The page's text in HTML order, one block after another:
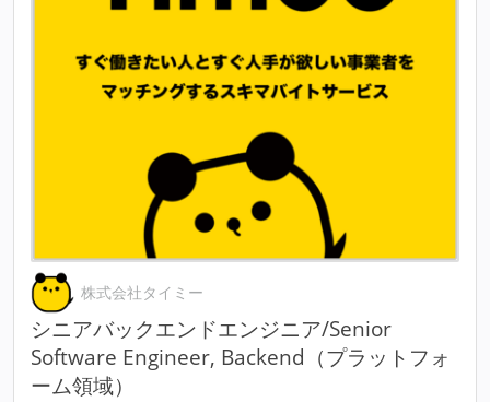
株式会社タイミー
シニアバックエンドエンジニア/Senior
Software Engineer, Backend（プラットフォ
ーム領域）